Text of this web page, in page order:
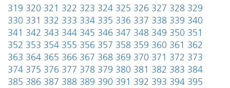
319 320 321 322 323 324 325 326 327 328 329
330 331 332 333 334 335 336 337 338 339 340
341 342 343 344 345 346 347 348 349 350 351
352 353 354 355 356 357 358 359 360 361 362
363 364 365 366 367 368 369 370 371 372 373
374 375 376 377 378 379 380 381 382 383 384
385 386 387 388 389 390 391 392 393 394 395